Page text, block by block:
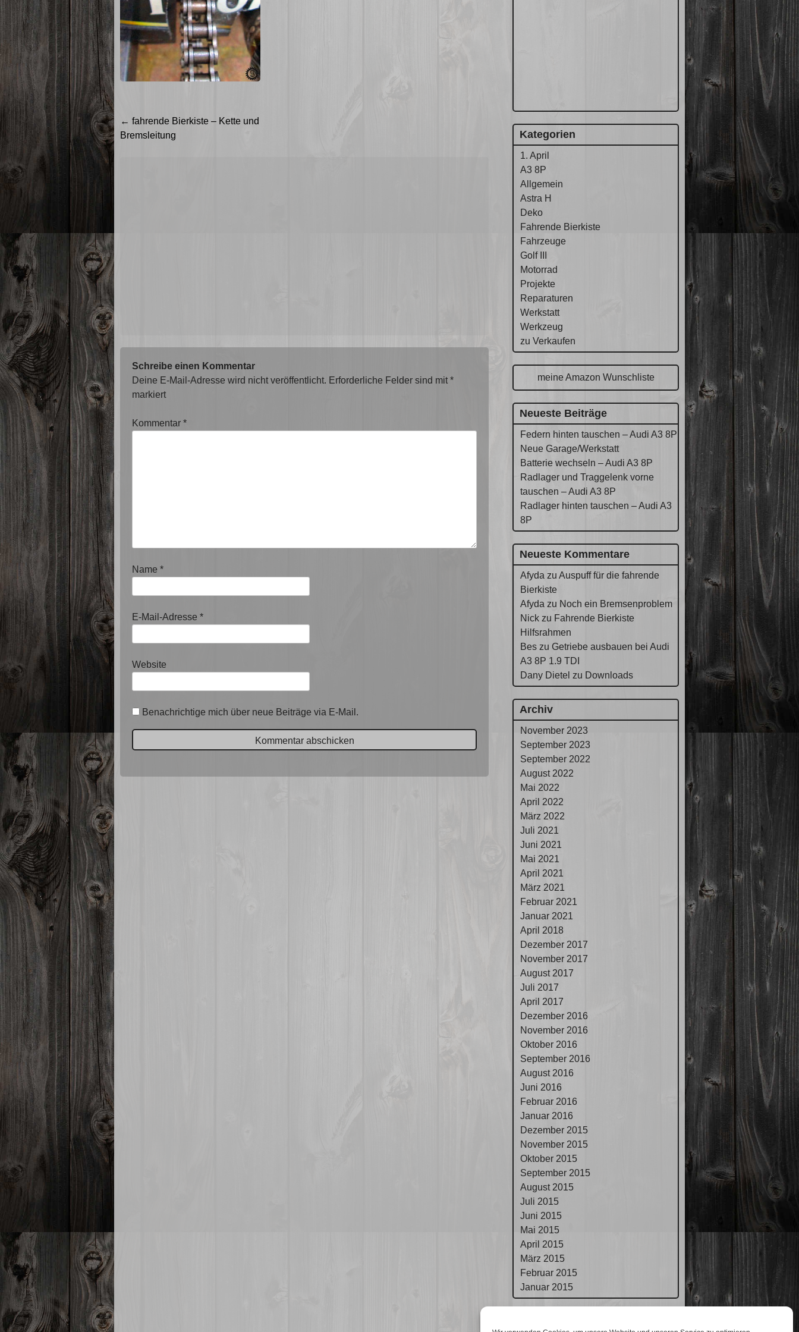
Beitragsnavigation
← fahrende Bierkiste – Kette und
Bremsleitung
Schreibe einen Kommentar
Deine E-Mail-Adresse wird nicht veröffentlicht. Erforderliche Felder sind mit*
markiert
Kommentar *
Name *
E-Mail-Adresse *
Website
Benachrichtige mich über neue Beiträge via E-Mail.
Kategorien
1. April
A3 8P
Allgemein
Astra H
Deko
Fahrende Bierkiste
Fahrzeuge
Golf III
Motorrad
Projekte
Reparaturen
Werkstatt
Werkzeug
zu Verkaufen
meine Amazon Wunschliste
Neueste Beiträge
Federn hinten tauschen – Audi A3 8P
Neue Garage/Werkstatt
Batterie wechseln – Audi A3 8P
Radlager und Traggelenk vorne
tauschen – Audi A3 8P
Radlager hinten tauschen – Audi A3
8P
Neueste Kommentare
Afyda zu Auspuff für die fahrende
Bierkiste
Afyda zu Noch ein Bremsenproblem
Nick zu Fahrende Bierkiste
Hilfsrahmen
Bes zu Getriebe ausbauen bei Audi
A3 8P 1.9 TDI
Dany Dietel zu Downloads
Archiv
November 2023
September 2023
September 2022
August 2022
Mai 2022
April 2022
März 2022
Juli 2021
Juni 2021
Mai 2021
April 2021
März 2021
Februar 2021
Januar 2021
April 2018
Dezember 2017
November 2017
August 2017
Juli 2017
April 2017
Dezember 2016
November 2016
Oktober 2016
September 2016
August 2016
Juni 2016
Februar 2016
Januar 2016
Dezember 2015
November 2015
Oktober 2015
September 2015
August 2015
Juli 2015
Juni 2015
Mai 2015
April 2015
März 2015
Februar 2015
Januar 2015